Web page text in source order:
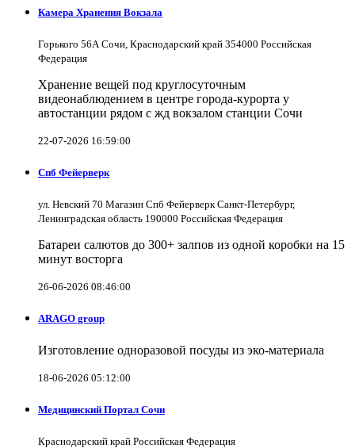
Камера Хранения Вокзала
Горького 56А Сочи, Краснодарский край 354000 Российская
Федерация
Хранение вещей под круглосуточным
видеонаблюдением в центре города-курорта у
автостанции рядом с жд вокзалом станции Сочи
22-07-2026 16:59:00
Спб Фейерверк
ул. Невский 70 Магазин Спб Фейерверк Санкт-Петербург,
Ленинградская область 190000 Российская Федерация
Батареи салютов до 300+ залпов из одной коробки на 15
минут восторга
26-06-2026 08:46:00
ARAGO group
Изготовление одноразовой посуды из эко-материала
18-06-2026 05:12:00
Медицинский Портал Сочи
Краснодарский край Российская Федерация